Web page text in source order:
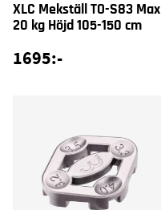
XLC Mekställ TO-S83 Max
20 kg Höjd 105-150 cm
1695:-